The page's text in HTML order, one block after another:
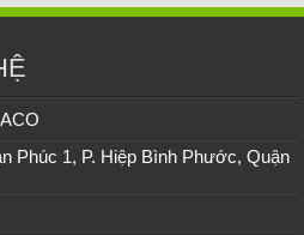
Phúc 1, P. Hiệp Bình Phước, Quận